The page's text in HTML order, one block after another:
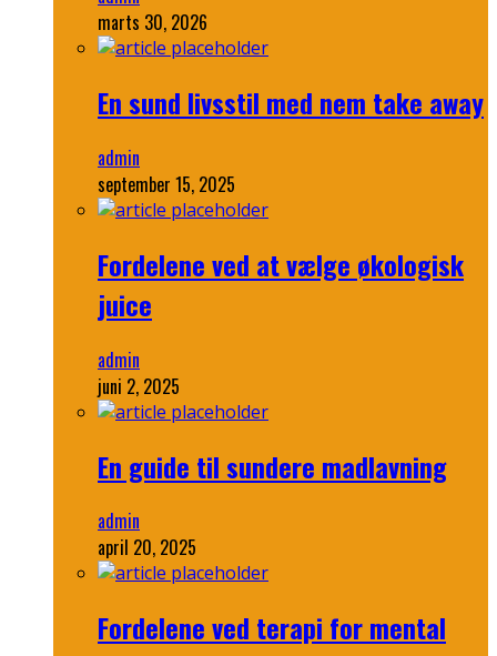
marts 30, 2026
En sund livsstil med nem take away
admin
september 15, 2025
Fordelene ved at vælge økologisk
juice
admin
juni 2, 2025
En guide til sundere madlavning
admin
april 20, 2025
Fordelene ved terapi for mental